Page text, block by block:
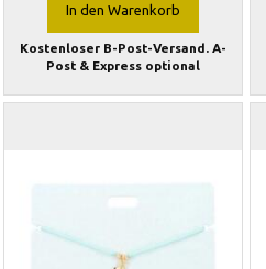
In den Warenkorb
Kostenloser B-Post-Versand. A-
Post & Express optional